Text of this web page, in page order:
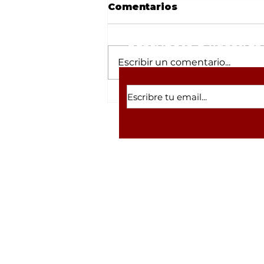
“Vamos a honrar los
principios y valores del
transformación”:
Comentarios
Escribir un comentario...
Suscríbete a